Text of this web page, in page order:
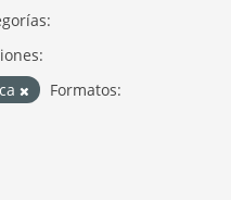
Formatos: